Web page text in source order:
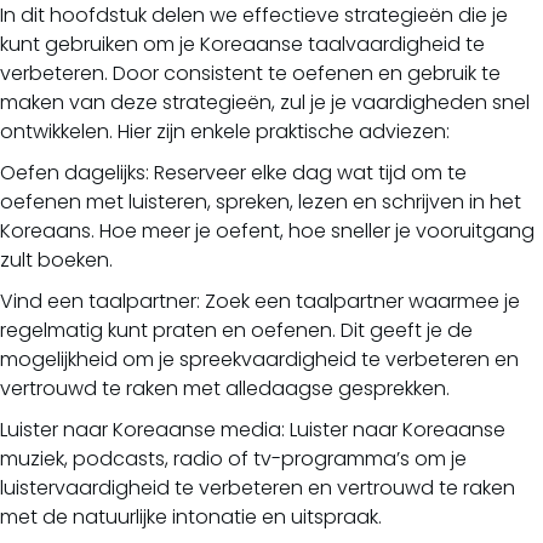
In dit hoofdstuk delen we effectieve strategieën die je
kunt gebruiken om je Koreaanse taalvaardigheid te
verbeteren. Door consistent te oefenen en gebruik te
maken van deze strategieën, zul je je vaardigheden snel
ontwikkelen. Hier zijn enkele praktische adviezen:
Oefen dagelijks: Reserveer elke dag wat tijd om te
oefenen met luisteren, spreken, lezen en schrijven in het
Koreaans. Hoe meer je oefent, hoe sneller je vooruitgang
zult boeken.
Vind een taalpartner: Zoek een taalpartner waarmee je
regelmatig kunt praten en oefenen. Dit geeft je de
mogelijkheid om je spreekvaardigheid te verbeteren en
vertrouwd te raken met alledaagse gesprekken.
Luister naar Koreaanse media: Luister naar Koreaanse
muziek, podcasts, radio of tv-programma’s om je
luistervaardigheid te verbeteren en vertrouwd te raken
met de natuurlijke intonatie en uitspraak.